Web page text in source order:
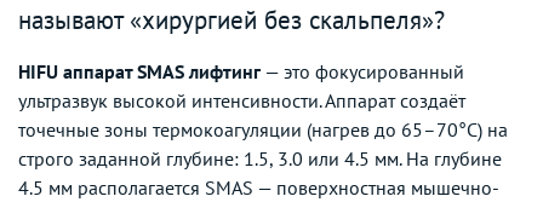
называют «хирургией без скальпеля»?
HIFU аппарат SMAS лифтинг — это фокусированный
ультразвук высокой интенсивности. Аппарат создаёт
точечные зоны термокоагуляции (нагрев до 65–70°C) на
строго заданной глубине: 1.5, 3.0 или 4.5 мм. На глубине
4.5 мм располагается SMAS — поверхностная мышечно-